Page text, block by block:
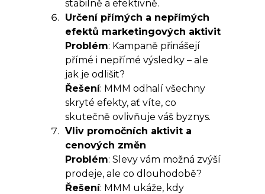
stabilně a efektivně.
Určení přímých a nepřímých
efektů marketingových aktivit
Problém: Kampaně přinášejí
přímé i nepřímé výsledky – ale
jak je odlišit?
Řešení: MMM odhalí všechny
skryté efekty, ať víte, co
skutečně ovlivňuje váš byznys.
Vliv promočních aktivit a
cenových změn
Problém: Slevy vám možná zvýší
prodeje, ale co dlouhodobě?
Řešení: MMM ukáže, kdy